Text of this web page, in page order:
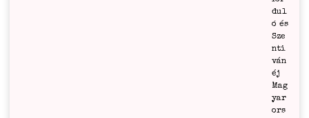
­dul
ó és
Sze
n­ti
­vá­n
éj
Mag
yar
ors